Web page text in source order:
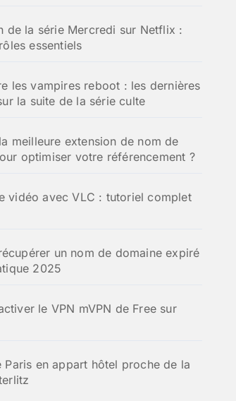
de la série Mercredi sur Netflix :
essentiels
les vampires reboot : les dernières
la suite de la série culte
meilleure extension de nom de
optimiser votre référencement ?
vidéo avec VLC : tutoriel complet
un nom de domaine expiré
2025
le VPN mVPN de Free sur
Paris en appart hôtel proche de la